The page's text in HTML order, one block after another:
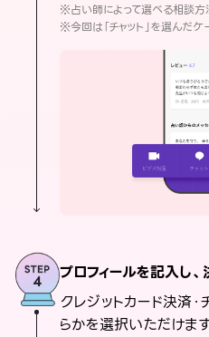
※占い師によって選べる相談方
※今回は「チャット」を選んだ
プロフィールを記入し
クレジットカード決済・
らかを選択いただけます